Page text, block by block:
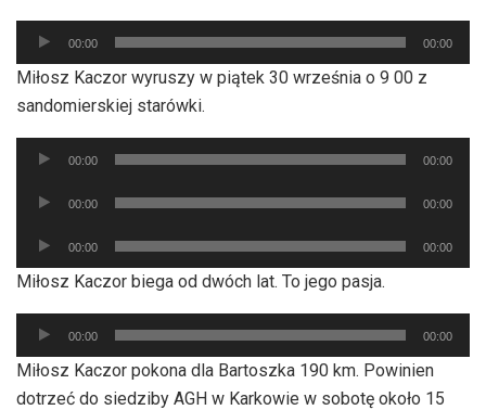
Odtwarzacz
plików
dźwiękowych
00:00 00:00
Miłosz Kaczor wyruszy w piątek 30 września o 9 00 z
sandomierskiej starówki.
Odtwarzacz
dźwiękowych
00:00 00:00
Odtwarzacz
dźwiękowych
00:00 00:00
Odtwarzacz
plików
dźwiękowych
00:00 00:00
Miłosz Kaczor biega od dwóch lat. To jego pasja.
Odtwarzacz
plików
dźwiękowych
00:00 00:00
Miłosz Kaczor pokona dla Bartoszka 190 km. Powinien
dotrzeć do siedziby AGH w Karkowie w sobotę około 15